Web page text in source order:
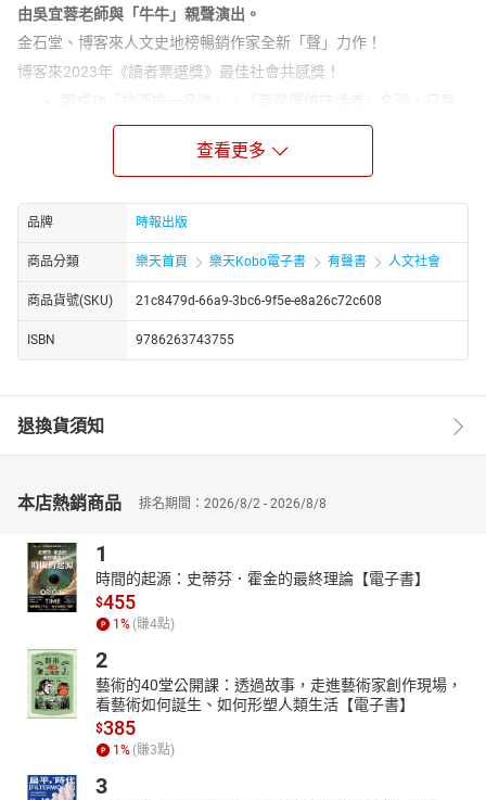
由吳宜蓉老師與「牛牛」親聲演出。
金石堂、博客來人文史地榜暢銷作家全新「聲」力作！
博客來2023年《讀者票選獎》最佳社會共感獎！
「臺灣現代化之父」劉銘傳以撫番之名，行屠殺之實？
英國駐臺外交官投資眼光獨到，打造了輝煌的「茶金歲
後藤新平積極改善公共衛生，讓臺灣人的平均壽命提升六.四
蔣渭水醫師創立「臺灣文化協會」，講演會盛況媲美巨星演
唱會？
間」的學科，不同人物在不同時空下所做的決定與行動，是影響歷
史的關鍵要素。臺灣有兩千三百萬人、四十七種語言，四百多年
來，被困在複雜的族群關係裡，陷在糾結的國際角力之中，這些歷
從史前時代的原住民傳說到中華民國政府遷臺，從殖民經濟到轉型
正義，作者以生動有趣的筆法、多元思考的觀點，將曾經發生的歷
史事件以及背後的來龍去脈，以深入淺出的方式娓娓道來，讓你彷
彿置身歷史傳送門，一口氣快速通關！
剪輯工程：王奕久
查看更多
品牌 時報出版
商品分類 樂天首頁 樂天Kobo電子書 有聲書 人文社會
商品貨號(SKU) 21c8479d-66a9-3bc6-9f5e-e8a26c72c608
ISBN 9786263743755
退換貨須知
本店熱銷商品 排名期間：2026/8/2 - 2026/8/8
1
時間的起源：史蒂芬．霍金的最終理論【電子書】
$455
1 % (賺4點)
2
藝術的40堂公開課：透過故事，走進藝術家創作現場，
看藝術如何誕生、如何形塑人類生活【電子書】
$385
1 % (賺3點)
3